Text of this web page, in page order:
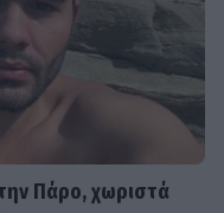
Πάρο, χωριστά